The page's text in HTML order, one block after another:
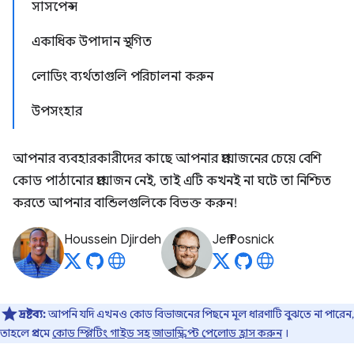
সাসপেন্স
একাধিক উপাদান স্থগিত
লোডিং ব্যর্থতাগুলি পরিচালনা করুন
উপসংহার
আপনার ব্যবহারকারীদের কাছে আপনার প্রয়োজনের চেয়ে বেশি
কোড পাঠানোর প্রয়োজন নেই, তাই এটি কখনই না ঘটে তা নিশ্চিত
করতে আপনার বান্ডিলগুলিকে বিভক্ত করুন!
Houssein Djirdeh Jeff Posnick
দ্রষ্টব্য:আপনি যদি এখনও কোড বিভাজনের পিছনে মূল ধারণাটি বুঝতে না পারেন,
তাহলে প্রথমেকোড স্প্লিটিং গাইড সহ জাভাস্ক্রিপ্ট পেলোড হ্রাস করুন।